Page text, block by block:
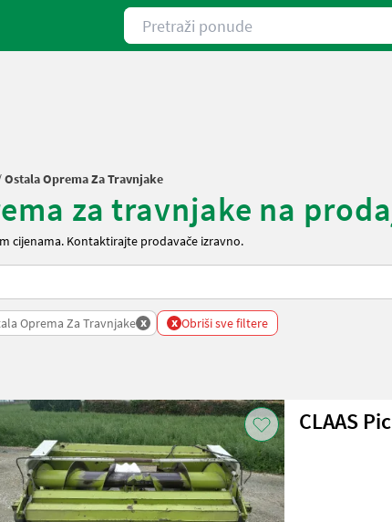
Pretraži ponude
Ostala Oprema Za Travnjake
za travnjake na
cijenama. Kontaktirajte prodavače izravno.
Oprema Za Travnjake x x Obriši sve filtere
CLAAS